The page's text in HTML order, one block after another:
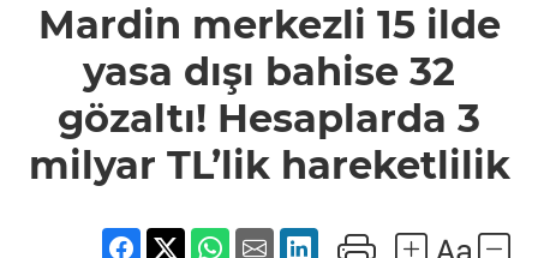
dışı bahise
32 gözaltı!
Hesaplarda
3 milyar
TL’lik
hareketlilik
Mardin merkezli 15 ilde
yasa dışı bahise 32
gözaltı! Hesaplarda 3
milyar TL’lik hareketlilik